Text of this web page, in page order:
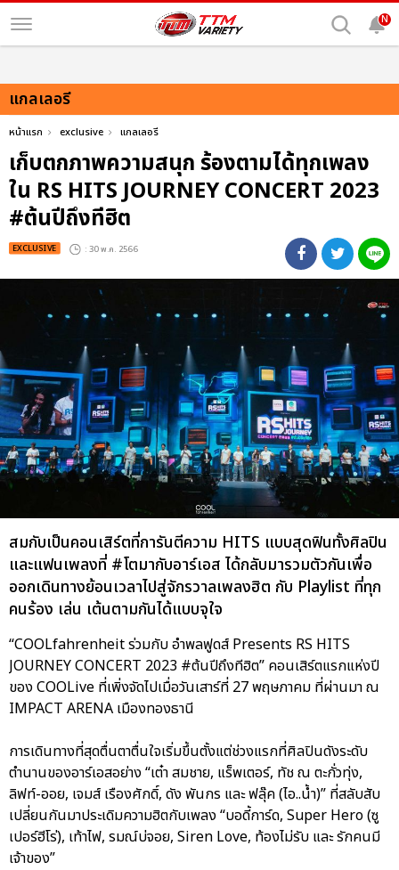
N
แกลเลอรี
หน้าแรก exclusive แกลเลอรี
เก็บตกภาพความสนุก ร้องตามได้ทุกเพลง
ใน RS HITS JOURNEY CONCERT 2023
#ต้นปีถึงทีฮิต
EXCLUSIVE : 30 พ.ค. 2566
สมกับเป็นคอนเสิร์ตที่การันตีความ HITS แบบสุดฟินทั้งศิลปิน
และแฟนเพลงที่ #โตมากับอาร์เอส ได้กลับมารวมตัวกันเพื่อ
ออกเดินทางย้อนเวลาไปสู่จักรวาลเพลงฮิต กับ Playlist ที่ทุก
คนร้อง เล่น เต้นตามกันได้แบบจุใจ
“COOLfahrenheit ร่วมกับ อำพลฟูดส์ Presents RS HITS
JOURNEY CONCERT 2023 #ต้นปีถึงทีฮิต” คอนเสิร์ตแรกแห่งปี
ของ COOLive ที่เพิ่งจัดไปเมื่อวันเสาร์ที่ 27 พฤษภาคม ที่ผ่านมา ณ
IMPACT ARENA เมืองทองธานี
การเดินทางที่สุดตื่นตาตื่นใจเริ่มขึ้นตั้งแต่ช่วงแรกที่ศิลปินดังระดับ
ตำนานของอาร์เอสอย่าง “เต๋า สมชาย, แร็พเตอร์, ทัช ณ ตะกั่วทุ่ง,
ลิฟท์-ออย, เจมส์ เรืองศักดิ์, ดัง พันกร และ ฟลุ๊ค (ไอ..น้ำ)” ที่สลับสับ
เปลี่ยนกันมาประเดิมความฮิตกับเพลง “บอดี้การ์ด, Super Hero (ซู
เปอร์ฮีโร่), เท้าไฟ, รมณ์บ่จอย, Siren Love, ท้องไม่รับ และ รักคนมี
เจ้าของ”